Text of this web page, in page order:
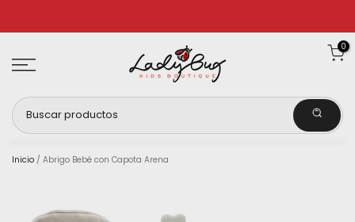
al
0
Inicio / Abrigo Bebé con Capota Arena